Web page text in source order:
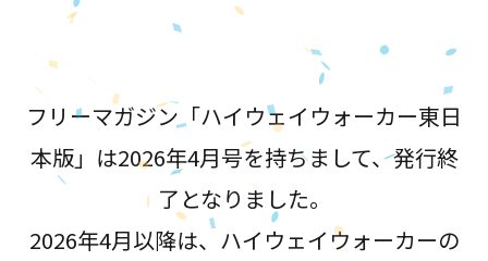
フリーマガジン「ハイウェイウォーカー東日
本版」は2026年4月号を持ちまして、発行終
了となりました。
2026年4月以降は、ハイウェイウォーカーの